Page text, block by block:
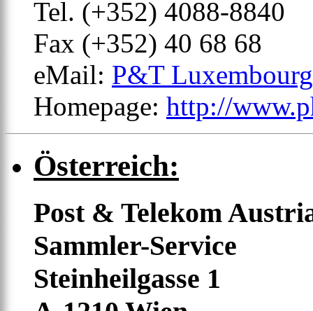
Tel. (+352) 4088-8840
Fax (+352) 40 68 68
eMail: P&T Luxembourg
Homepage: http://
Österreich:
Post & Telekom
Sammler-Service
Steinheilgasse 1